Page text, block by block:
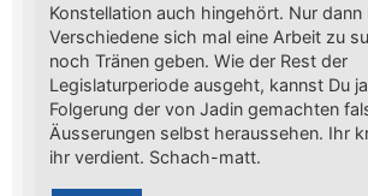
Konstellation auch hingehört. Nur
Verschiedene sich mal eine Arbeit zu
noch Tränen geben. Wie der Rest der
Legislaturperiode ausgeht, kannst Du
Folgerung der von Jadin gemachten
Äusserungen selbst heraussehen. Ihr
ihr verdient. Schach-matt.